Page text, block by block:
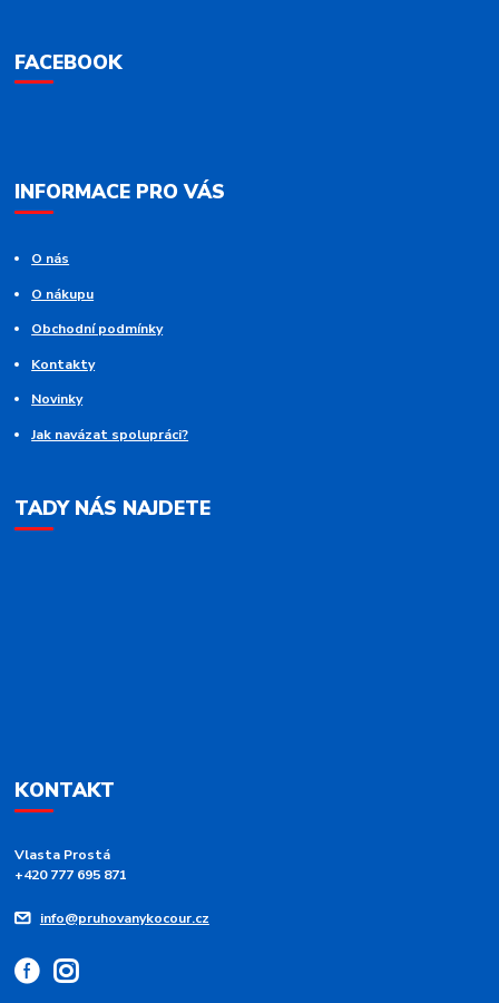
FACEBOOK
INFORMACE PRO VÁS
O nás
O nákupu
Obchodní podmínky
Kontakty
Novinky
Jak navázat spolupráci?
TADY NÁS NAJDETE
KONTAKT
Vlasta Prostá
+420 777 695 871
info@pruhovanykocour.cz